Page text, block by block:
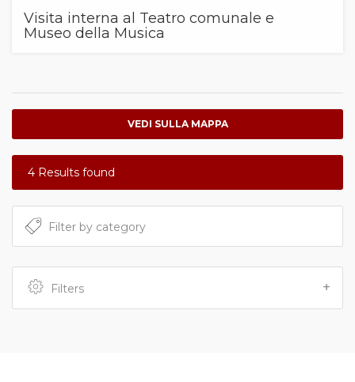
Visita interna al Teatro comunale e
Museo della Musica
4 Results found
Filters